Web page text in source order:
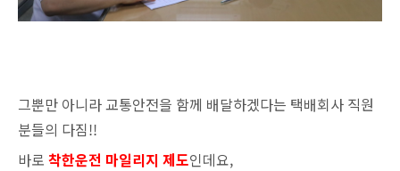
그뿐만 아니라 교통안전을 함께 배달하겠다는 택배회사 직원
분들의 다짐!!
바로 착한운전 마일리지 제도인데요,